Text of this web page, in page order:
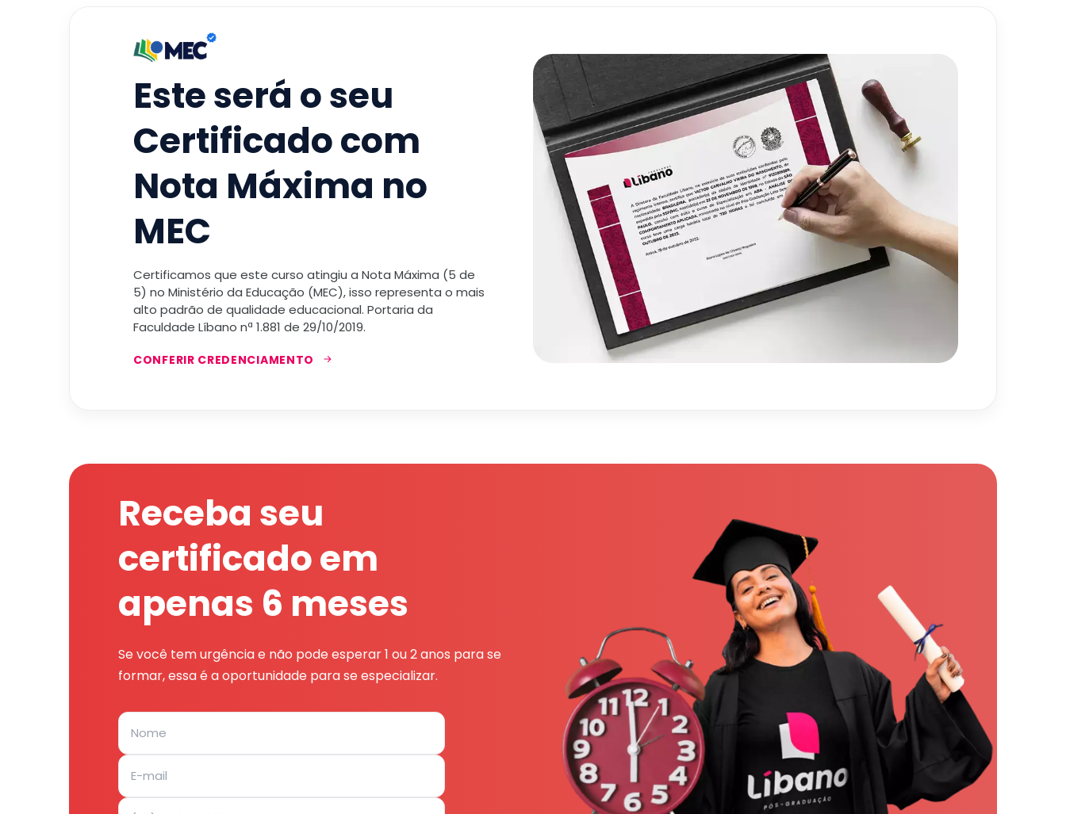
Ensino Superior
TOTAL:
Este será o seu
Certificado com
Nota Máxima no
MEC
Certificamos que este curso atingiu a Nota Máxima (5 de
5) no Ministério da Educação (MEC), isso representa o mais
alto padrão de qualidade educacional. Portaria da
Faculdade Líbano nª 1.881 de 29/10/2019.
CONFERIR CREDENCIAMENTO
Receba seu
certificado em
apenas 6 meses
Se você tem urgência e não pode esperar 1 ou 2 anos para se
formar, essa é a oportunidade para se especializar.